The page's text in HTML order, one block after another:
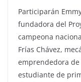
Participarán
fundadora del
campeona
Frías Chávez,
emprendedora de
estudiante de